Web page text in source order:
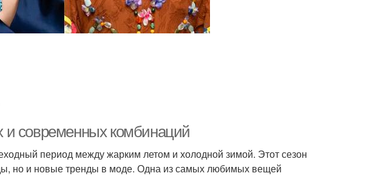
и современных комбинаций
период между жарким летом и холодной зимой. Этот сезон
но и новые тренды в моде. Одна из самых любимых вещей